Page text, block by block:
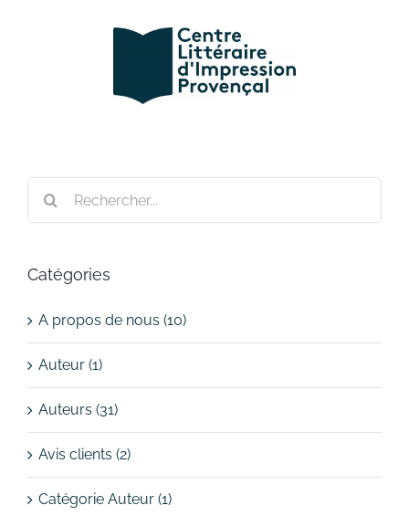
Catégories
A propos de nous (10)
Auteur (1)
Auteurs (31)
Avis clients (2)
Catégorie Auteur (1)